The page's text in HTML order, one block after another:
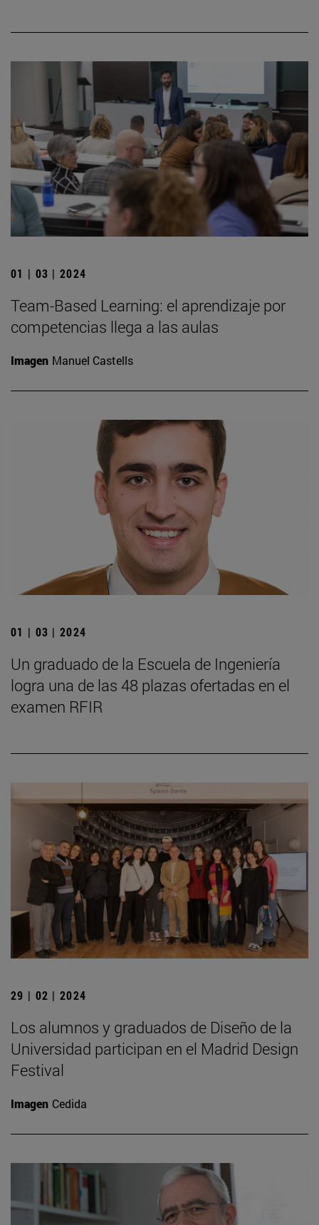
01 | 03 | 2024
Team-Based Learning: el aprendizaje por
competencias llega a las aulas
Imagen Manuel Castells
01 | 03 | 2024
Un graduado de la Escuela de Ingeniería
logra una de las 48 plazas ofertadas en el
examen RFIR
29 | 02 | 2024
Los alumnos y graduados de Diseño de la
Universidad participan en el Madrid Design
Festival
Imagen Cedida